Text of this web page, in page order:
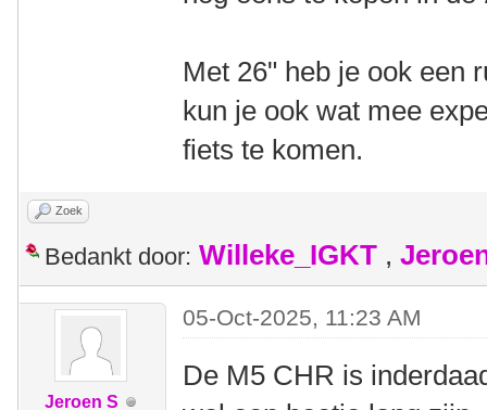
Met 26" heb je ook een
kun je ook wat mee
fiets te komen.
Zoek
Bedankt door: Willeke_IGKT ,
Jeroen S
05-Oct-2025, 11:23 AM
De M5 CHR is